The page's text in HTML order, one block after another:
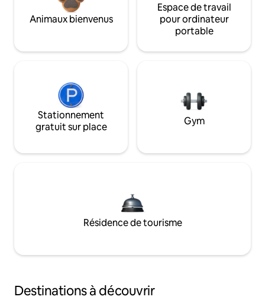
Animaux bienvenus
Espace de travail
pour ordinateur
portable
Stationnement
gratuit sur place
Gym
Résidence de tourisme
Destinations à découvrir